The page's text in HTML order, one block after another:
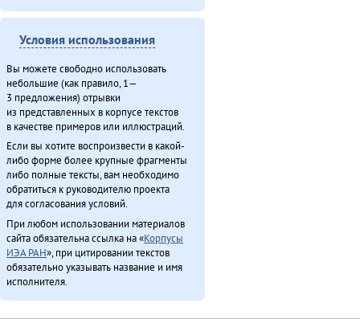
Условия использования
Вы можете свободно использовать
небольшие (как правило, 1—
3 предложения) отрывки
из представленных в корпусе текстов
в качестве примеров или иллюстраций.
Если вы хотите воспроизвести в какой-
либо форме более крупные фрагменты
либо полные тексты, вам необходимо
обратиться к руководителю проекта
для согласования условий.
При любом использовании материалов
сайта обязательна ссылка на «Корпусы
ИЭА РАН», при цитировании текстов
обязательно указывать название и имя
исполнителя.